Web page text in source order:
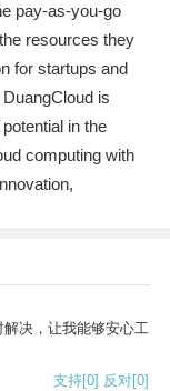
pay-as-you-go
resources they
for startups and
is
in the
computing with
决，让我能够安心工
支持[0] 反对[0]